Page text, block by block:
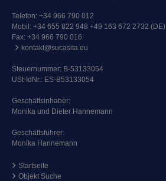
Telefon: +34 966 790 012
Mobil: +34 655 822 948 +49 163 672 2732 (DE)
Fax: +34 966 790 016
kontakt@sucasita.eu
Steuernummer: B-53133054
USt-IdNr.: ES-B53133054
Geschäftsinhaber:
Monika und Dieter Hannemann
Geschäftsführer:
Monika Hannemann
Startseite
Objekt Suche